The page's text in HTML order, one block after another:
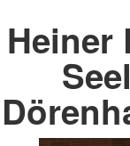
Heiner